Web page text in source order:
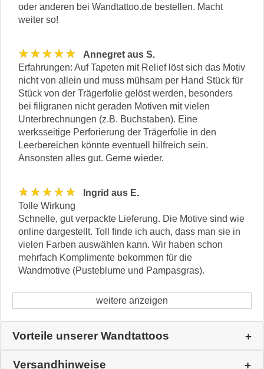
oder anderen bei Wandtattoo.de bestellen. Macht
weiter so!
★★★★★
Annegret aus S.
Erfahrungen: Auf Tapeten mit Relief löst sich das Motiv
nicht von allein und muss mühsam per Hand Stück für
Stück von der Trägerfolie gelöst werden, besonders
bei filigranen nicht geraden Motiven mit vielen
Unterbrechnungen (z.B. Buchstaben). Eine
werksseitige Perforierung der Trägerfolie in den
Leerbereichen könnte eventuell hilfreich sein.
Ansonsten alles gut. Gerne wieder.
★★★★★
Ingrid aus E.
Tolle Wirkung
Schnelle, gut verpackte Lieferung. Die Motive sind wie
online dargestellt. Toll finde ich auch, dass man sie in
vielen Farben auswählen kann. Wir haben schon
mehrfach Komplimente bekommen für die
Wandmotive (Pusteblume und Pampasgras).
weitere anzeigen
Vorteile unserer Wandtattoos
Versandhinweise